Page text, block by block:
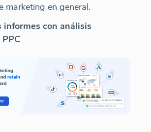
marketing en general.
informes con análisis